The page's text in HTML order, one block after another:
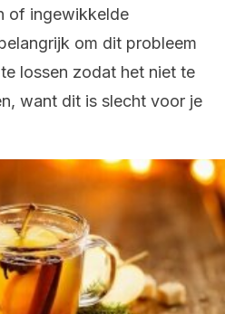
of ingewikkelde
om dit probleem
lossen zodat het niet te
want dit is slecht voor je